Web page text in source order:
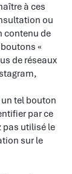
à ces
ou
contenu de
«
de réseaux
tel bouton
par ce
pas utilisé le
sur le